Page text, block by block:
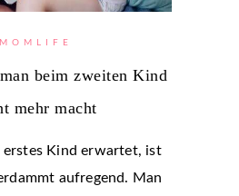
MOMLIFE
beim zweiten Kind
mehr macht
erstes Kind erwartet, ist
aufregend. Man